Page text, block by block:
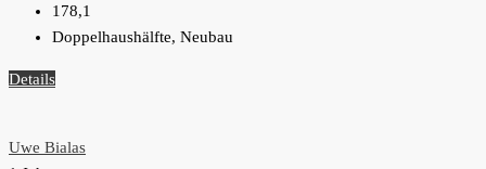
178,1
Doppelhaushälfte, Neubau
Details
Uwe Bialas